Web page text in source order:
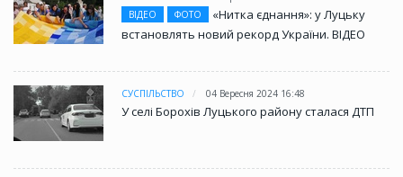
ВІДЕО
ФОТО
«Нитка єднання»: у Луцьку
встановлять новий рекорд України. ВІДЕО
СУСПІЛЬСТВО 04 Вересня 2024 16:48
У селі Борохів Луцького району сталася ДТП